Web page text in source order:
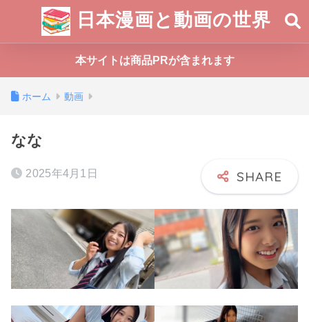
日本漫画と動画の世界
本サイトは商品PRが含まれます
ホーム 動画
なな
2025年4月1日